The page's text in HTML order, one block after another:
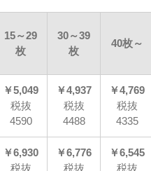
15～29
枚
30～39
枚
40枚～
￥5,049
税抜
4590
￥4,937
税抜
4488
￥4,769
税抜
4335
￥6,930
税抜
￥6,776
税抜
￥6,545
税抜